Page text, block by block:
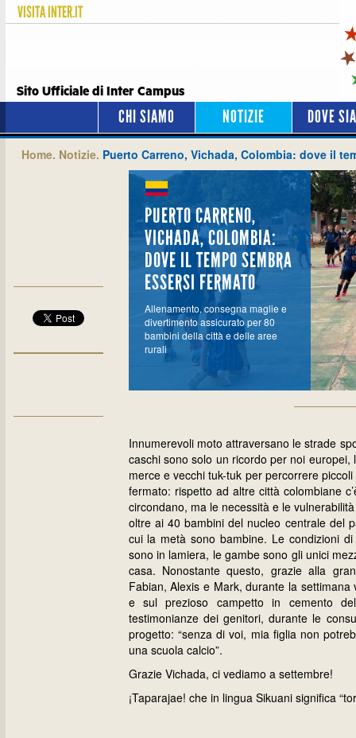
VISITAINTER.IT
Sito Ufficiale di Inter Campus
CHI SIAMO NOTIZIE DOVE
Home. Notizie. Puerto Carreno, Vichada, Colombia: dove il
PUERTO CARRENO,
VICHADA, COLOMBIA:
DOVE IL TEMPO SEMBRA
ESSERSI FERMATO
Allenamento, consegna maglie e
divertimento assicurato per 80
bambini della città e delle aree
rurali
Innumerevoli moto attraversano le strade
caschi sono solo un ricordo per noi
merce e vecchi tuk-tuk per percorrere
fermato: rispetto ad altre città colombiane
circondano, ma le necessità e le
oltre ai 40 bambini del nucleo centrale del
cui la metà sono bambine. Le condizioni
sono in lamiera, le gambe sono gli unici
casa. Nonostante questo, grazie alla
Fabian, Alexis e Mark, durante la
e sul prezioso campetto in cemento
testimonianze dei genitori, durante le
progetto: “senza di voi, mia figlia non
una scuola calcio”.
Grazie Vichada, ci vediamo a settembre!
¡Taparajae! che in lingua Sikuani significa